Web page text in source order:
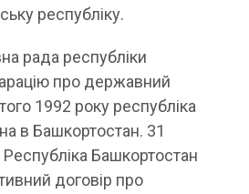
республіку.
рада республіки
про державний
1992 року республіка
в Башкортостан. 31
Башкортостан
договір про